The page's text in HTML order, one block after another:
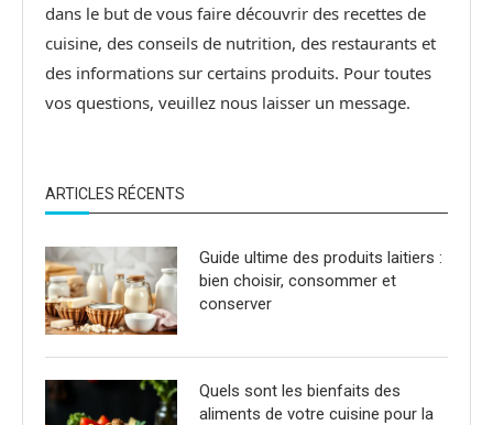
dans le but de vous faire découvrir des recettes de
cuisine, des conseils de nutrition, des restaurants et
des informations sur certains produits. Pour toutes
vos questions, veuillez nous laisser un message.
ARTICLES RÉCENTS
Guide ultime des produits laitiers :
bien choisir, consommer et
conserver
Quels sont les bienfaits des
aliments de votre cuisine pour la